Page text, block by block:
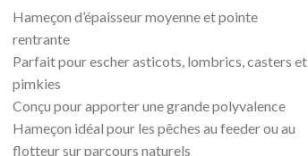
Hameçon d’épaisseur moyenne et pointe
rentrante
Parfait pour escher asticots, lombrics, casters et
pimkies
Conçu pour apporter une grande polyvalence
Hameçon idéal pour les pêches au feeder ou au
flotteur sur parcours naturels